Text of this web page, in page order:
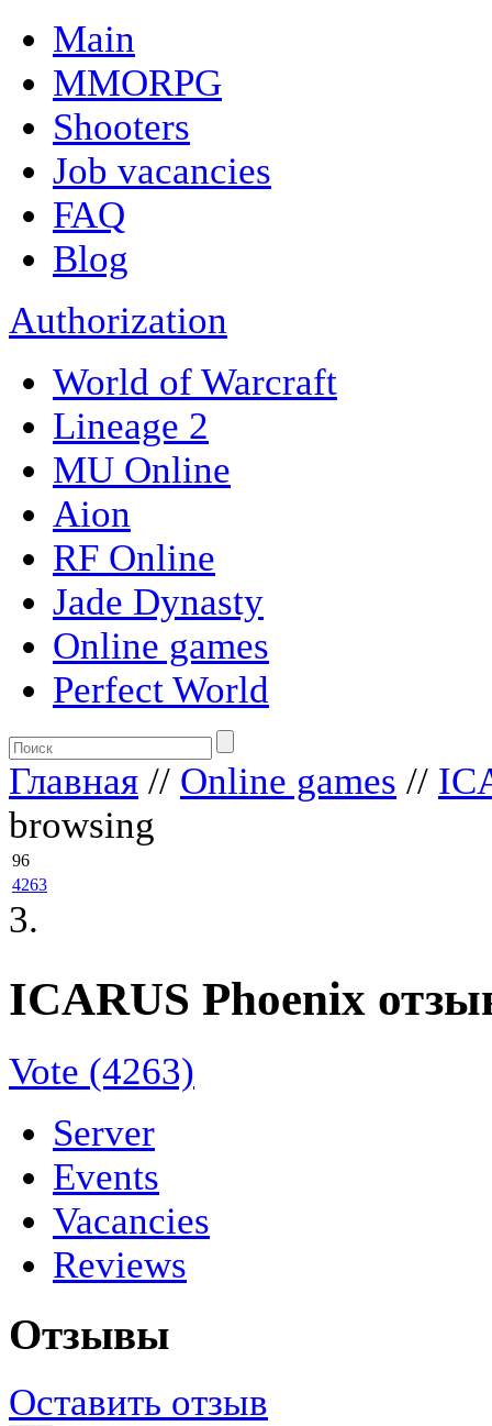
Main
MMORPG
Shooters
Job vacancies
FAQ
Blog
Authorization
World of Warcraft
Lineage 2
MU Online
Aion
RF Online
Jade Dynasty
Online games
Perfect World
Главная // Online games //
browsing
96
4263
3.
ICARUS Phoenix
Vote (4263)
Server
Events
Vacancies
Reviews
Отзывы
Оставить отзыв